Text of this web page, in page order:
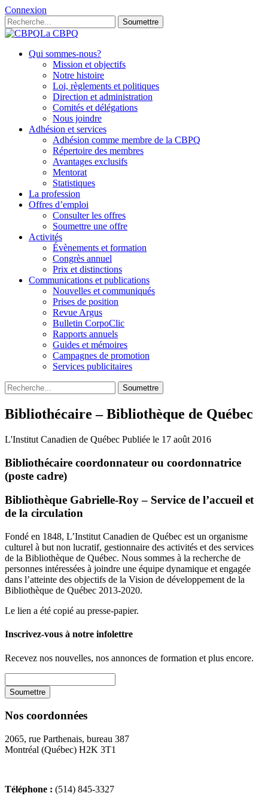
Connexion
Soumettre
La CBPQ
Qui sommes-nous?
Mission et objectifs
Notre histoire
Loi, règlements et politiques
Direction et administration
Comités et délégations
Nous joindre
Adhésion et services
Adhésion comme membre de la CBPQ
Répertoire des membres
Avantages exclusifs
Mentorat
Statistiques
La profession
Offres d’emploi
Consulter les offres
Soumettre une offre
Activités
Évènements et formation
Congrès annuel
Prix et distinctions
Communications et publications
Nouvelles et communiqués
Prises de position
Revue Argus
Bulletin CorpoClic
Rapports annuels
Guides et mémoires
Campagnes de promotion
Services publicitaires
Soumettre
Bibliothécaire – Bibliothèque de Québec
L'Institut Canadien de Québec Publiée le 17 août 2016
Bibliothécaire coordonnateur ou coordonnatrice
(poste cadre)
Bibliothèque Gabrielle-Roy – Service de l’accueil et
de la circulation
Fondé en 1848, L’Institut Canadien de Québec est un organisme
culturel à but non lucratif, gestionnaire des activités et des services
de la Bibliothèque de Québec. Nous sommes à la recherche de
personnes intéressées à joindre une équipe dynamique et engagée
dans l’atteinte des objectifs de la Vision de développement de la
Bibliothèque de Québec 2013-2020.
Le lien a été copié au presse-papier.
Inscrivez-vous à notre infolettre
Recevez nos nouvelles, nos annonces de formation et plus encore.
Nos coordonnées
2065, rue Parthenais, bureau 387
Montréal (Québec) H2K 3T1
Téléphone : (514) 845-3327